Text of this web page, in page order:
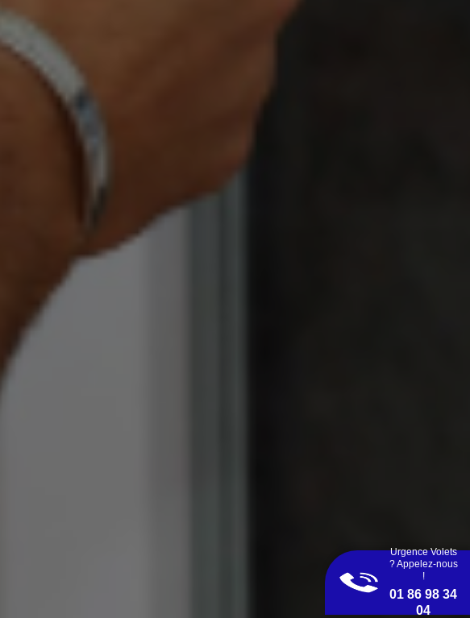
Urgence Volets
? Appelez-nous
!
01 86 98 34
04